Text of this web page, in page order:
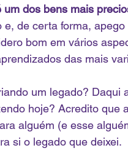
dos bens mais
e, de certa forma,
bom em vários
das mais
um legado? Daqui
hoje? Acredito que
alguém (e esse
si o legado que deixei.